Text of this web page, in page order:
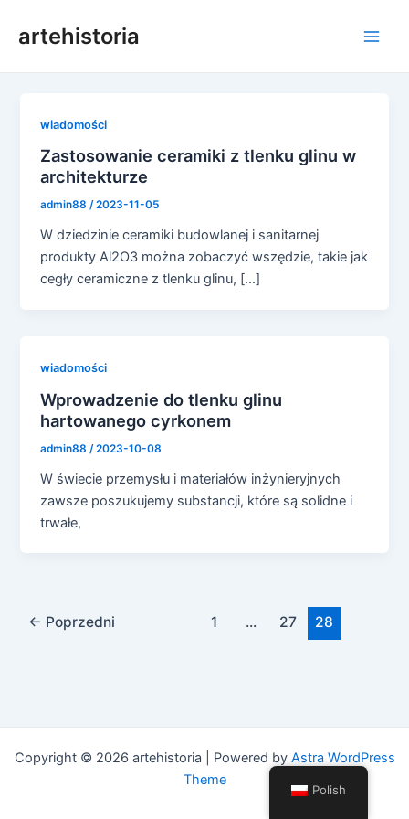
artehistoria
wiadomości
Zastosowanie ceramiki z tlenku glinu w
architekturze
admin88/2023-11-05
W dziedzinie ceramiki budowlanej i sanitarnej
produkty Al2O3 można zobaczyć wszędzie, takie jak
cegły ceramiczne z tlenku glinu, [...]
wiadomości
Wprowadzenie do tlenku glinu
hartowanego cyrkonem
admin88 /2023-10-08
W świecie przemysłu i materiałów inżynieryjnych
zawsze poszukujemy substancji, które są solidne i
trwałe,
Paginacja
← Poprzedni 1 ... 27 28
Copyright © 2026 artehistoria | Powered by Astra WordPress
Theme
Polish